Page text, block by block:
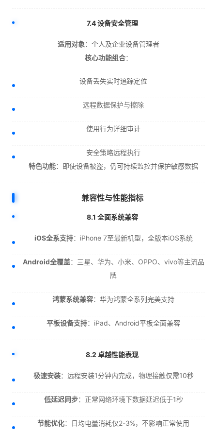
7.4 设备安全管理
适用对象：个人及企业设备管理者
核心功能组合：
设备丢失实时追踪定位
远程数据保护与擦除
使用行为详细审计
安全策略远程执行
特色功能：即使设备被盗，仍可持续监控并保护敏感数据
兼容性与性能指标
8.1 全面系统兼容
iOS全系支持：iPhone 7至最新机型，全版本iOS系统
Android全覆盖：三星、华为、小米、OPPO、vivo等主流品
牌
鸿蒙系统兼容：华为鸿蒙全系列完美支持
平板设备支持：iPad、Android平板全面兼容
8.2 卓越性能表现
极速安装：远程安装1分钟内完成，物理接触仅需10秒
低延迟同步：正常网络环境下数据延迟低于1秒
节能优化：日均电量消耗仅2-3%，不影响正常使用